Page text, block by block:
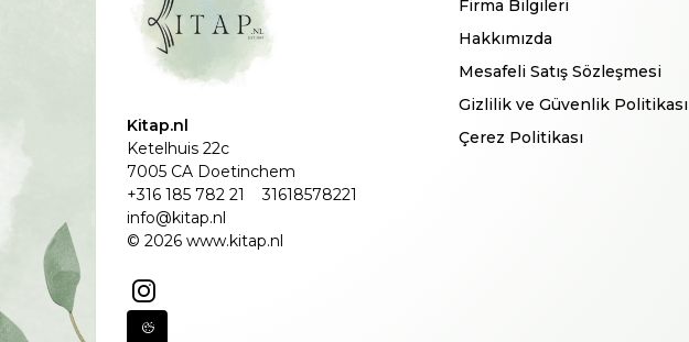
Kitap.nl
Ketelhuis 22c
7005 CA Doetinchem
+316 185 782 21
31618578221
info@kitap.nl
© 2026 www.kitap.nl
Firma Bilgileri
Hakkımızda
Mesafeli Satış Sözleşmesi
Gizlilik ve Güvenlik Politikası
Çerez Politikası